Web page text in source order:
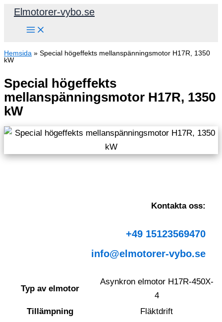
Hoppa
Elmotorer-vybo.se
Hemsida » Special högeffekts mellanspänningsmotor H17R, 1350
kW
Special högeffekts
mellanspänningsmotor H17R, 1350
kW
Kontakta oss:
+49 15123569470
info@elmotorer-vybo.se
Typ av elmotor
Asynkron elmotor H17R-450X-
4
Tillämpning
Fläktdrift